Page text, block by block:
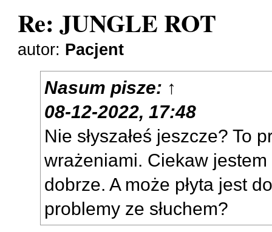
Re: JUNGLE ROT
autor: Pacjent
Nasum pisze: ↑
08-12-2022, 17:48
Nie słyszałeś jeszcze? To
wrażeniami. Ciekaw
dobrze. A może płyta jest
problemy ze słuchem?